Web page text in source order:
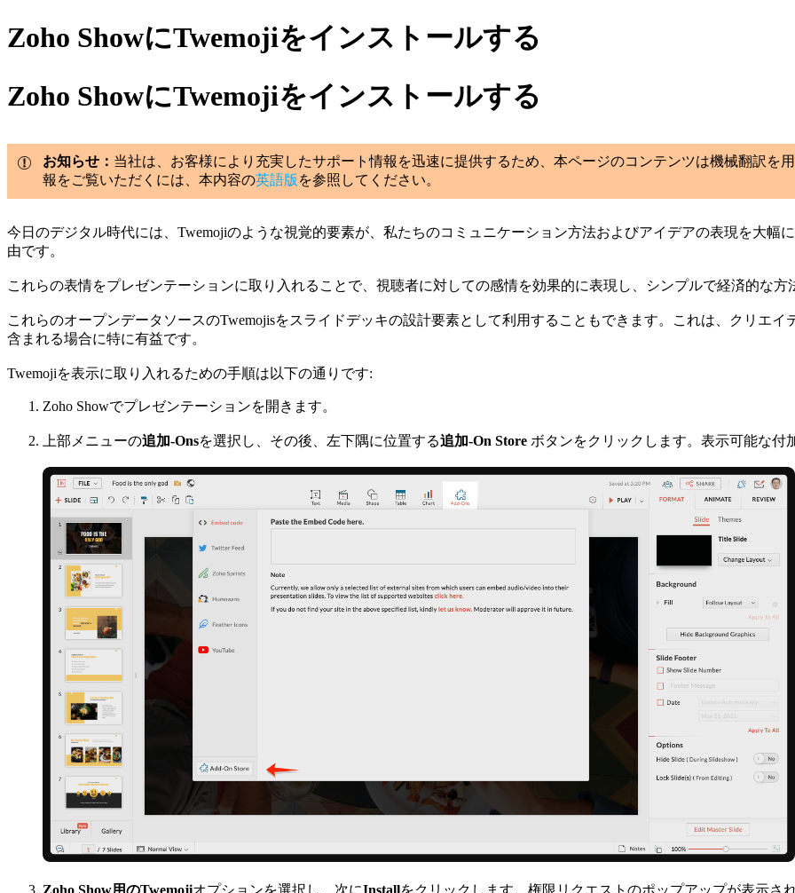
Zoho ShowにTwemojiをインストールする
Zoho ShowにTwemojiをインストールする
お知らせ： 当社は、お客様により充実したサポート情報を迅速に提供するため、本ページのコンテンツは機械翻訳を
報をご覧いただくには、本内容の英語版 を参照してください。
今日のデジタル時代には、Twemojiのような視覚的要素が、私たちのコミュニケーション方法およびアイデアの表現を大幅
由です。
これらの表情をプレゼンテーションに取り入れることで、視聴者に対しての感情を効果的に表現し、シンプルで経済的な
これらのオープンデータソースのTwemojisをスライドデッキの設計要素として利用することもできます。これは、クリエ
含まれる場合に特に有益です。
Twemojiを表示に取り入れるための手順は以下の通りです:
Zoho Showでプレゼンテーションを開きます。
上部メニューの追加-Onsを選択し、その後、左下隅に位置する追加-On Store ボタンをクリックします。表示可能な付
Zoho Show用のTwemojiオプションを選択し、次にInstallをクリックします。権限リクエストのポップアップが表示さ